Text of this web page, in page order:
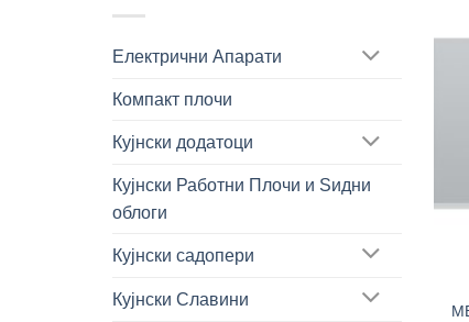
Електрични Апарати
Компакт плочи
Кујнски додатоци
Кујнски Работни Плочи и Ѕидни
облоги
Кујнски садопери
Кујнски Славини